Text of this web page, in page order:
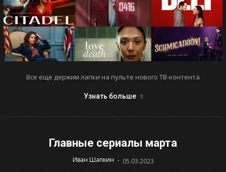
Все еще держим лапки на пульте нового ТВ-контента
Узнать больше
Главные сериалы марта
Иван Шапкин - 05.03.2023